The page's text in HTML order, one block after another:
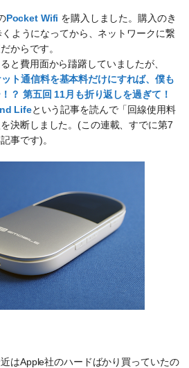
Pocket Wifi を購入しました。購入のき
ようになってから、ネットワークに繋
からです。
と費用面から躊躇していましたが、
ト通信料を基本料だけにすれば、僕も
？ 第五回 11月も折り返しを過ぎて！
Lifeという記事を読んで「回線使用料
決断しました。(この連載、すでに第7
事です)。
はApple社のハードばかり買っていたの